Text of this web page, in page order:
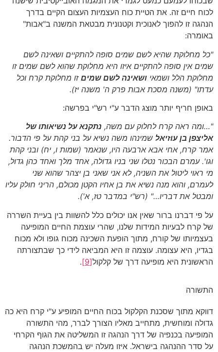
לכוח חיים זה. את הטיית כוח העצמיות העצום הקיים בדרך
הנהגה זו להפוך לאנוכית וקטנונית מבטאת המשנה ב"אבות"
באומרה:
"כל מחלוקת שהיא לשם שמים סופה להתקיים ושאינה לשם
שמים אין סופה להתקיים איזו היא מחלוקת שהוא לשם שמים זו
מחלוקת הלל ושמאי ושאינה לשם שמים זו מחלוקת קרח וכל
עדתו" (משנה מסכת אבות פרק ה' משנה יז).
באופן חריף יותר מוצג הדבר ע"י רש"י בפרשה:
"…ומה ראה קרח לחלוק עם משה, נתקנא על נשיאותו של
אליצפן בן עוזיאל שמינהו משה נשיא על בני קהת על פי הדבור.
אמר קרח, אחי אבא ארבעה היו, שנאמר (שמות ו, יח) ובני קהת
וגו'. עמרם הבכור נטלו שני בניו גדולה, אחד מלך ואחד כהן גדול,
מי ראוי ליטול את השניה, לא אני שאני בן יצהר שהוא שני
לעמרם, והוא מנה נשיא את בן אחיו הקטן מכולם, הריני חולק עליו
ומבטל את דבריו…" (רש"י במדבר טז, א').
על פי דברנו ברור שאין אנו יכולים כלל להשוות בין בעיית השררה
של קרח לבעיות המידות שלנו, שהרי עוצמת החיים המופיעה
בעצמיותו של קורח, מתוך הופעת השכינה מכוח גופו ולא מכוח
בגדיו, היא עצומה. עוצמה זו היא המביאה לידי כך שבתצורתה
הראשונית היא מופיעה דרך של קלקול[9]
.
התשורה
דווקא מתוך שסכנת הקלקול בכוח החיים המופיע ע"י קרח היא כה
גדולה ומוחשית, מתחייב מאליו הצורך לברר, מהי התשורה
המופיעה בכנפיה של דרך הנהגה זו המשליטה את הגוף הקרחי
על סדר ההנהגה בישראל. איזו מעלה יש בהמשכת הנהגה